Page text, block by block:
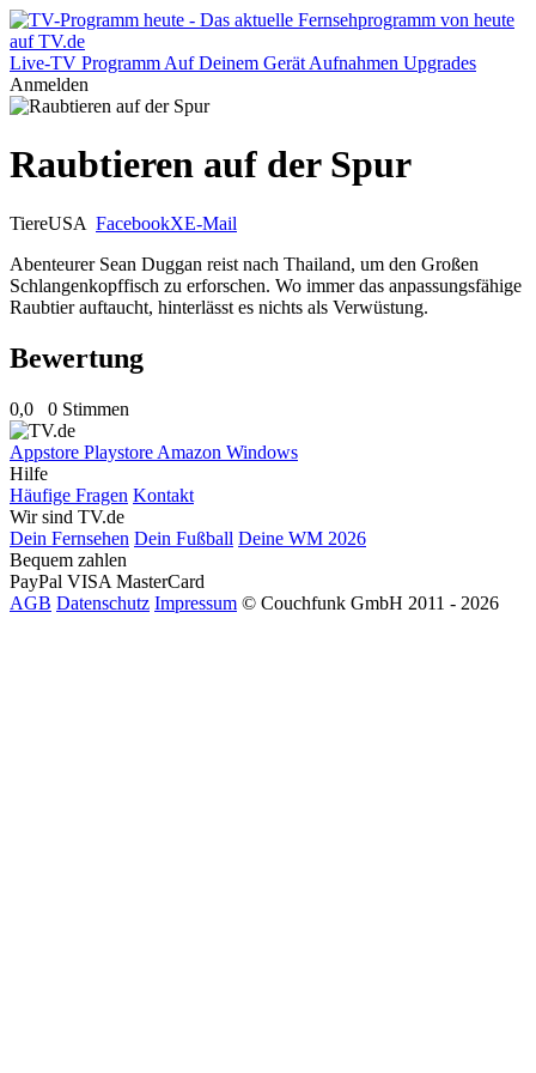
Live-TV Programm Auf Deinem Gerät Aufnahmen Upgrades
Anmelden
Raubtieren auf der Spur
TiereUSA FacebookXE-Mail
Abenteurer Sean Duggan reist nach Thailand, um den Großen
Schlangenkopffisch zu erforschen. Wo immer das anpassungsfähige
Raubtier auftaucht, hinterlässt es nichts als Verwüstung.
Bewertung
0,0 0 Stimmen
Appstore Playstore Amazon Windows
Hilfe
Häufige Fragen Kontakt
Wir sind TV.de
Dein Fernsehen Dein Fußball Deine WM 2026
Bequem zahlen
PayPal VISA MasterCard
AGB Datenschutz Impressum © Couchfunk GmbH 2011 - 2026